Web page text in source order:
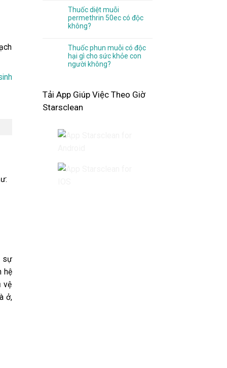
sự
hệ
vệ
ở,
Thuốc diệt muỗi
permethrin 50ec có độc
không?
Thuốc phun muỗi có độc
hại gì cho sức khỏe con
người không?
Tải App Giúp Việc Theo Giờ
Starsclean